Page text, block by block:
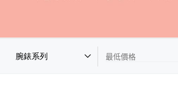
腕錶系列